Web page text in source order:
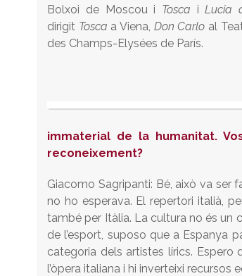
Bolxoi de Moscou i Tosca i Lucia
dirigit Tosca a Viena, Don Carlo al
des Champs-Elysées de París.
immaterial de la humanitat.
reconeixement?
Giacomo Sagripanti: Bé, això va ser
no ho esperava. El repertori italià,
també per Itàlia. La cultura no és un
de l’esport, suposo que a
categoria dels artistes lírics. Espero
l’òpera italiana i hi inverteixi